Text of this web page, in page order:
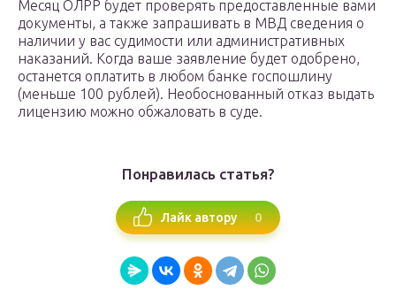
Месяц ОЛРР будет проверять предоставленные вами
документы, а также запрашивать в МВД сведения о
наличии у вас судимости или административных
наказаний. Когда ваше заявление будет одобрено,
останется оплатить в любом банке госпошлину
(меньше 100 рублей). Необоснованный отказ выдать
лицензию можно обжаловать в суде.
Понравилась статья?
Лайк автору 0